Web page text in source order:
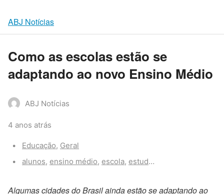
ABJ Notícias
Como as escolas estão se
adaptando ao novo Ensino Médio
ABJ Notícias
4 anos atrás
Categories:
Educação, Geral
Tags:
alunos, ensino médio, escola, estudantes
Algumas cidades do Brasil ainda estão se adaptando ao